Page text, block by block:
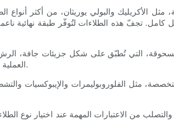
مثل الأكريليك والبولي يوريثان، من أكثر
تجفّ هذه الطلاءات لتُوفّر طبقة نهائية ناعمة
التي تُطبّق على شكل جزيئات جافة، الرش
العملية في البيئات الصناعية الشاقة نظرًا لأن الطلاء الناتج يكون أكثر سمكًا وصلابة ومقاومة للمواد الكيميائية بشكل ملحوظ مقارنةً بالدهانات السائلة التقليدية.
مثل الفلوروبوليمرات والإيبوكسيات
من الاعتبارات المهمة عند اختيار نوع